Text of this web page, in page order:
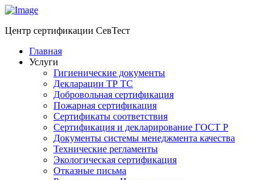
Центр сертификации СевТест
Главная
Услуги
Гигиенические документы
Декларации ТР ТС
Добровольная сертификация
Пожарная сертификация
Сертификаты соответствия
Сертификация и декларирование ГОСТ Р
Документы системы менеджмента качества
Технические регламенты
Экологическая сертификация
Отказные письма